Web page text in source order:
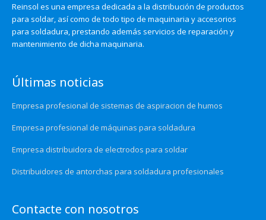
Reinsol es una empresa dedicada a la distribución de productos
para soldar, así como de todo tipo de maquinaria y accesorios
para soldadura, prestando además servicios de reparación y
mantenimiento de dicha maquinaria.
Últimas noticias
Empresa profesional de sistemas de aspiracion de humos
Empresa profesional de máquinas para soldadura
Empresa distribuidora de electrodos para soldar
Distribuidores de antorchas para soldadura profesionales
Contacte con nosotros